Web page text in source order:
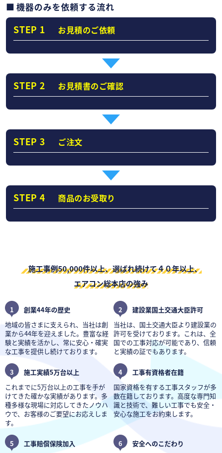
機器のみを依頼する流れ
STEP 1 お見積のご依頼
STEP 2 お見積書のご確認
STEP 3 ご注文
STEP 4 商品のお受取り
施工事例50,000件以上、選ばれ続けて４０年以上、
エアコン総本店の強み
1
創業44年の歴史
地域の皆さまに支えられ、当社は創
業から44年を迎えました。豊富な経
験と実績を活かし、常に安心・確実
な工事を提供し続けております。
2
建設業国土交通大臣許可
当社は、国土交通大臣より建設業の
許可を受けております。これは、全
国での工事対応が可能であり、信頼
と実績の証でもあります。
3
施工実績5万台以上
これまでに5万台以上の工事を手が
けてきた確かな実績があります。多
種多様な現場に対応してきたノウハ
ウで、お客様のご要望にお応えしま
す。
4
工事有資格者在籍
国家資格を有する工事スタッフが多
数在籍しております。高度な専門知
識と技術で、難しい工事でも安全・
安心な施工をお約束します。
5
工事賠償保険加入
6
安全へのこだわり